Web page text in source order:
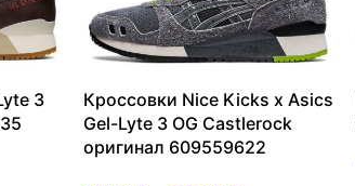
3
Кроссовки Nice Kicks x Asics
Gel-Lyte 3 OG Castlerock
оригинал 609559622